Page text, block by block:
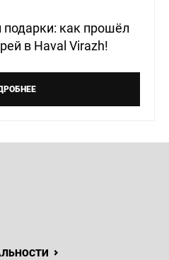
подарки: как прошёл
в Haval Virazh!